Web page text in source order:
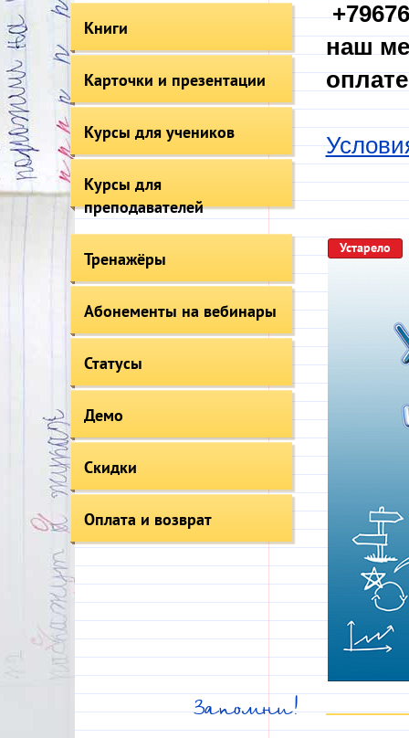
Книги
Карточки и презентации
Курсы для учеников
Курсы для
преподавателей
Тренажёры
Абонементы на вебинары
Статусы
Демо
Скидки
Оплата и возврат
Запомни!
наш
Устарело